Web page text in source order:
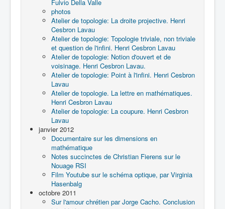
Fulvio Della Valle
photos
Atelier de topologie: La droite projective. Henri
Cesbron Lavau
Atelier de topologie: Topologie triviale, non triviale
et question de l'infini. Henri Cesbron Lavau
Atelier de topologie: Notion d'ouvert et de
voisinage. Henri Cesbron Lavau.
Atelier de topologie: Point à l'infini. Henri Cesbron
Lavau
Atelier de topologie. La lettre en mathématiques.
Henri Cesbron Lavau
Atelier de topologie: La coupure. Henri Cesbron
Lavau
janvier 2012
Documentaire sur les dimensions en
mathématique
Notes succinctes de Christian Fierens sur le
Nouage RSI
Film Youtube sur le schéma optique, par Virginia
Hasenbalg
octobre 2011
Sur l'amour chrétien par Jorge Cacho. Conclusion